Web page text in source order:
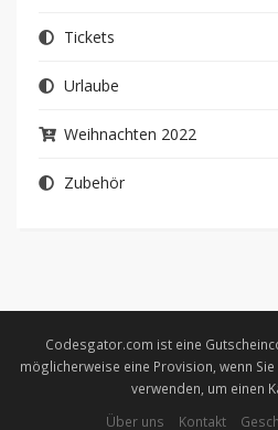
Tickets
Urlaube
Weihnachten 2022
Zubehör
Codesgator.com ist eine
möglicherweise eine Provision, wenn
verwenden, um einen
Über uns
Kontakt